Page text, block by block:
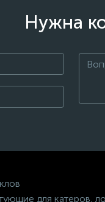
Нужна
для катеров,